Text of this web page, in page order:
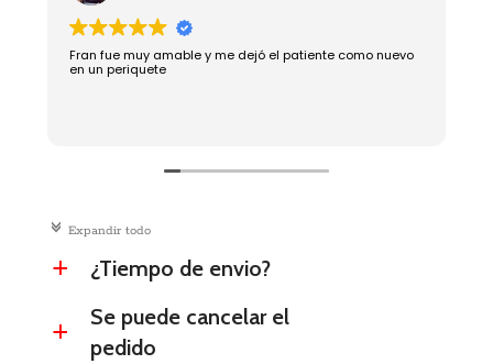
Fran fue muy amable y me dejó el patiente como nuevo
en un periquete
c Expandir todo
a ¿Tiempo de envio?
a
Se puede cancelar el
pedido